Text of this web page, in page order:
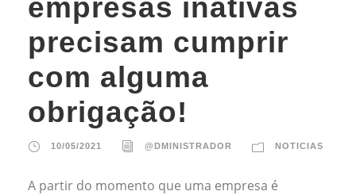
empresas inativas
precisam cumprir
com alguma
obrigação!
10/05/2021 @DMINISTRADOR NOTICIAS
A partir do momento que uma empresa é